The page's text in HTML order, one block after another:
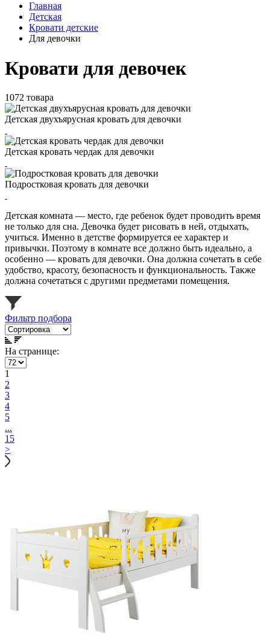
Главная
Детская
Кровати детские
Для девочки
Кровати для девочек
1072 товара
Детская двухъярусная кровать для девочки
Детская кровать чердак для девочки
Подростковая кровать для девочки
Детская комната — место, где ребенок будет проводить время
не только для сна. Девочка будет рисовать в ней, отдыхать,
учиться. Именно в детстве формируется ее характер и
привычки. Поэтому в комнате все должно быть идеально, а
особенно — кровать для девочки. Она должна сочетать в себе
удобство, красоту, безопасность и функциональность. Также
должна сочетаться с другими предметами помещения.
Фильтр подбора
На странице:
1
2
3
4
5
...
15
>